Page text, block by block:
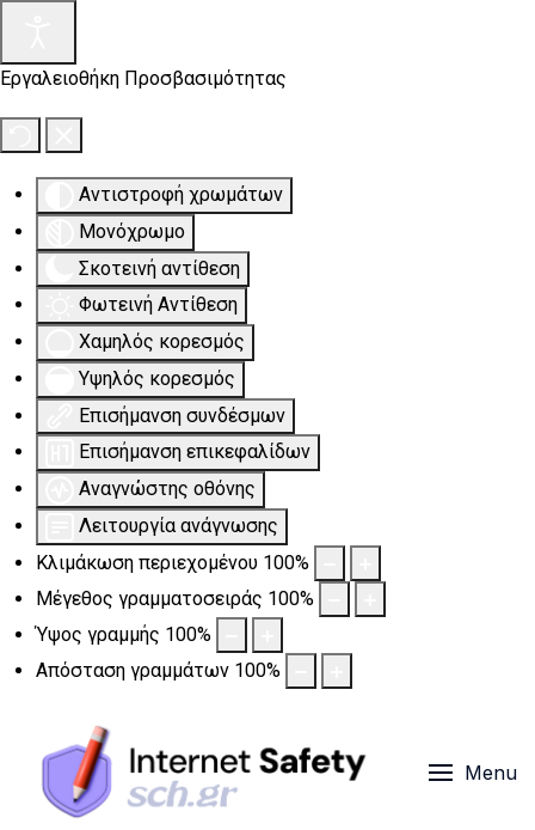
Εργαλειοθήκη Προσβασιμότητας
Αντιστροφή χρωμάτων
Μονόχρωμο
Σκοτεινή αντίθεση
Φωτεινή Αντίθεση
Χαμηλός κορεσμός
Υψηλός κορεσμός
Επισήμανση συνδέσμων
Επισήμανση επικεφαλίδων
Αναγνώστης οθόνης
Λειτουργία ανάγνωσης
Κλιμάκωση περιεχομένου 100%
Μέγεθος γραμματοσειράς 100%
Ύψος γραμμής 100%
Απόσταση γραμμάτων 100%
Menu